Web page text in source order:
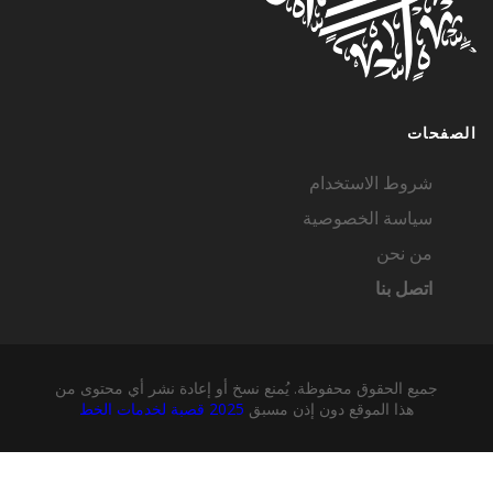
شروط الاستخدام
سياسة الخصوصية
من نحن
اتصل بنا
جميع الحقوق محفوظة. يُمنع نسخ أو إعادة نشر أي محتوى من
هذا الموقع دون إذن مسبق2025 قصبة لخدمات الخط